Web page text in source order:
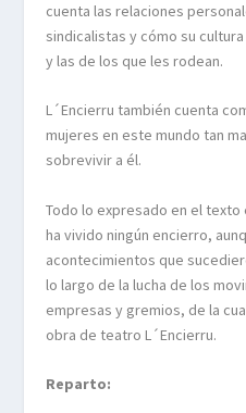
cuenta las relaciones
sindicalistas y cómo su
y las de los que les rodean.
L´Encierru también cuenta
mujeres en este mundo tan
sobrevivir a él.
Todo lo expresado en el
ha vivido ningún encierro,
acontecimientos que
lo largo de la lucha de los
empresas y gremios, de la
obra de teatro L´Encierru.
Reparto: